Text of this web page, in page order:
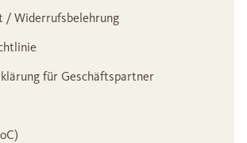
/ Widerrufsbelehrung
für Geschäftspartner